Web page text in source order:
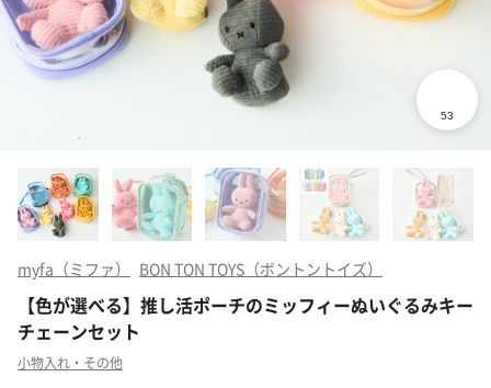
myfa（ミファ） BON TON TOYS（ボントントイズ）
【色が選べる】推し活ポーチのミッフィーぬいぐるみキー
チェーンセット
小物入れ・その他